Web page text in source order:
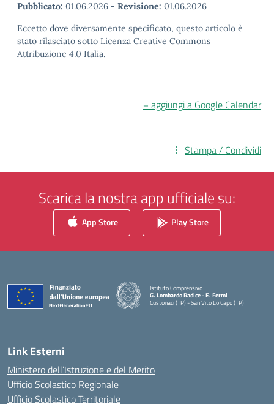
Pubblicato: 01.06.2026 - Revisione: 01.06.2026
Eccetto dove diversamente specificato, questo articolo è
stato rilasciato sotto Licenza Creative Commons
Attribuzione 4.0 Italia.
+ aggiungi a Google Calendar
Stampa / Condividi
Scarica la nostra app ufficiale su:
App Store Play Store
Istituto Comprensivo
G. Lombardo Radice - E. Fermi
Custonaci (TP) - San Vito Lo Capo (TP)
— Visita la pagina iniziale della scuola
Link Esterni
Ministero dell’Istruzione e del Merito
Ufficio Scolastico Regionale
Ufficio Scolastico Territoriale